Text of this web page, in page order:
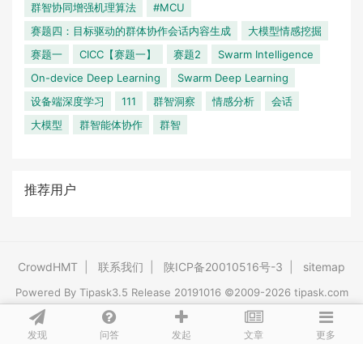
发现 问答 发起 文章 更多
群智协同增强机理算法
#MCU
赛题四：目标驱动的群体协作会话内容生成
大模型情感挖掘
赛题一
CICC【赛题一】 赛题2
Swarm Intelligence
On-device Deep Learning
Swarm Deep Learning
设备端深度学习
111 群智洞察 情感分析
会话
大模型
群智能体协作 群智
推荐用户
CrowdHMT 联系我们 陕ICP备20010516号-3 sitemap
Powered By Tipask3.5 Release 20191016 ©2009-2026 tipask.com